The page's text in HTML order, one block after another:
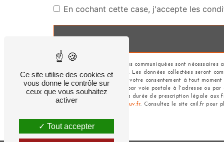
En cochant cette case, j'accepte les
** Les données personnelles communiquées sont
répondre à votre message. Les données collectées seront
d’opposition, de retrait de votre consentement à tout
pouvez exercer ces droits par voie postale à l'adresse ou
de contact puis pendant la durée de prescription légale
à cette adresse:
Bloctel.gouv.fr. Consultez le site cnil.fr pour
Ce site utilise des cookies et
vous donne le contrôle sur
ceux que vous souhaitez
activer
Tout accepter